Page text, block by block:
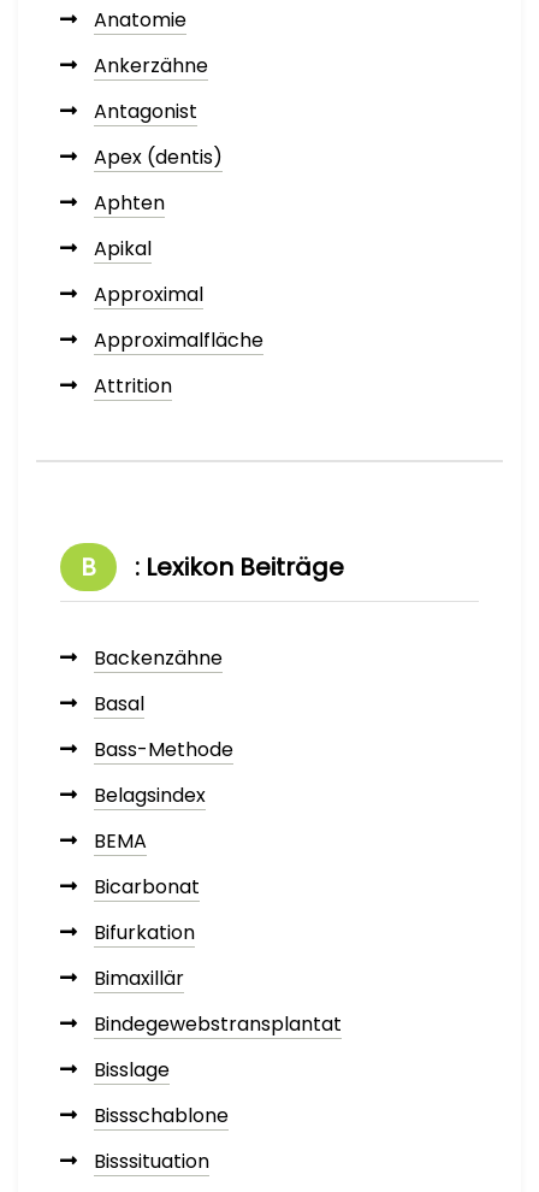
Anatomie
Ankerzähne
Antagonist
Apex (dentis)
Aphten
Apikal
Approximal
Approximalfläche
Attrition
B : Lexikon Beiträge
Backenzähne
Basal
Bass-Methode
Belagsindex
BEMA
Bicarbonat
Bifurkation
Bimaxillär
Bindegewebstransplantat
Bisslage
Bissschablone
Bisssituation